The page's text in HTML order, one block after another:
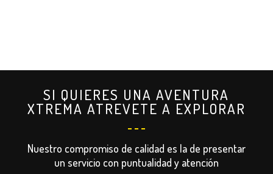
SI QUIERES UNA AVENTURA
XTREMA ATREVETE A EXPLORAR
Nuestro compromiso de calidad es la de presentar
un servicio con puntualidad y atención